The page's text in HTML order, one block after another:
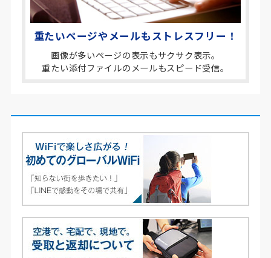
重たいページやメールもストレスフリー！
画像が多いページの表示もサクサク表示。
重たい添付ファイルのメールもスピード受信。